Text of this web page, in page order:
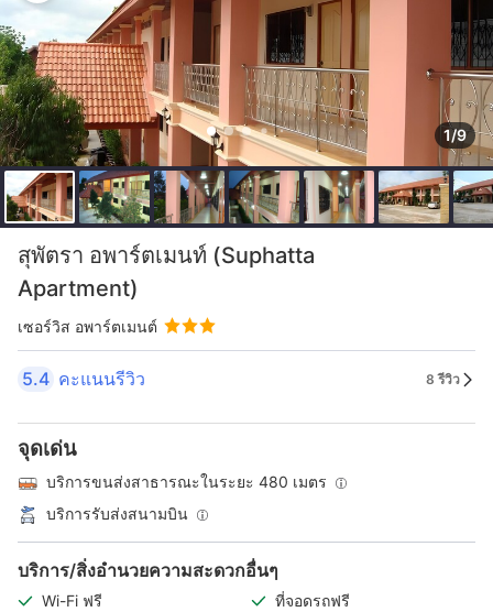
1/9
สุพัตรา อพาร์ตเมนท์ (Suphatta
Apartment)
เซอร์วิส อพาร์ตเมนต์
5.4 คะแนนรีวิว 8 รีวิว
จุดเด่น
บริการขนส่งสาธารณะในระยะ 480 เมตร
บริการรับส่งสนามบิน
บริการ/สิ่งอำนวยความสะดวกอื่นๆ
Wi-Fi ฟรี
ที่จอดรถฟรี